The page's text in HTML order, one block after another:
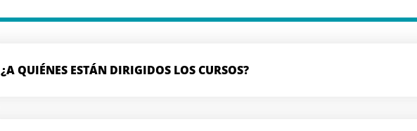
¿A QUIÉNES ESTÁN DIRIGIDOS LOS CURSOS?